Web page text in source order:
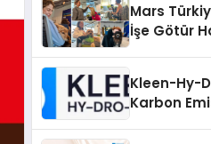
Mars
İşe Götür
Kleen-Hy-
Karbon